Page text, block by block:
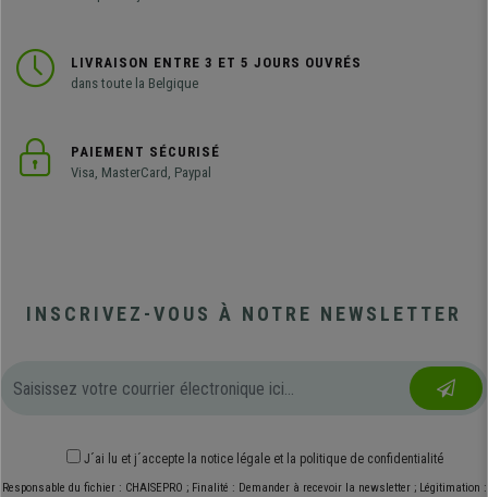
LIVRAISON ENTRE 3 ET 5 JOURS OUVRÉS
dans toute la Belgique
PAIEMENT SÉCURISÉ
Visa, MasterCard, Paypal
INSCRIVEZ-VOUS À NOTRE NEWSLETTER
J´ai lu et j´accepte la notice légale et la politique de confidentialité
Responsable du fichier : CHAISEPRO ; Finalité : Demander à recevoir la newsletter ; Légitimation :